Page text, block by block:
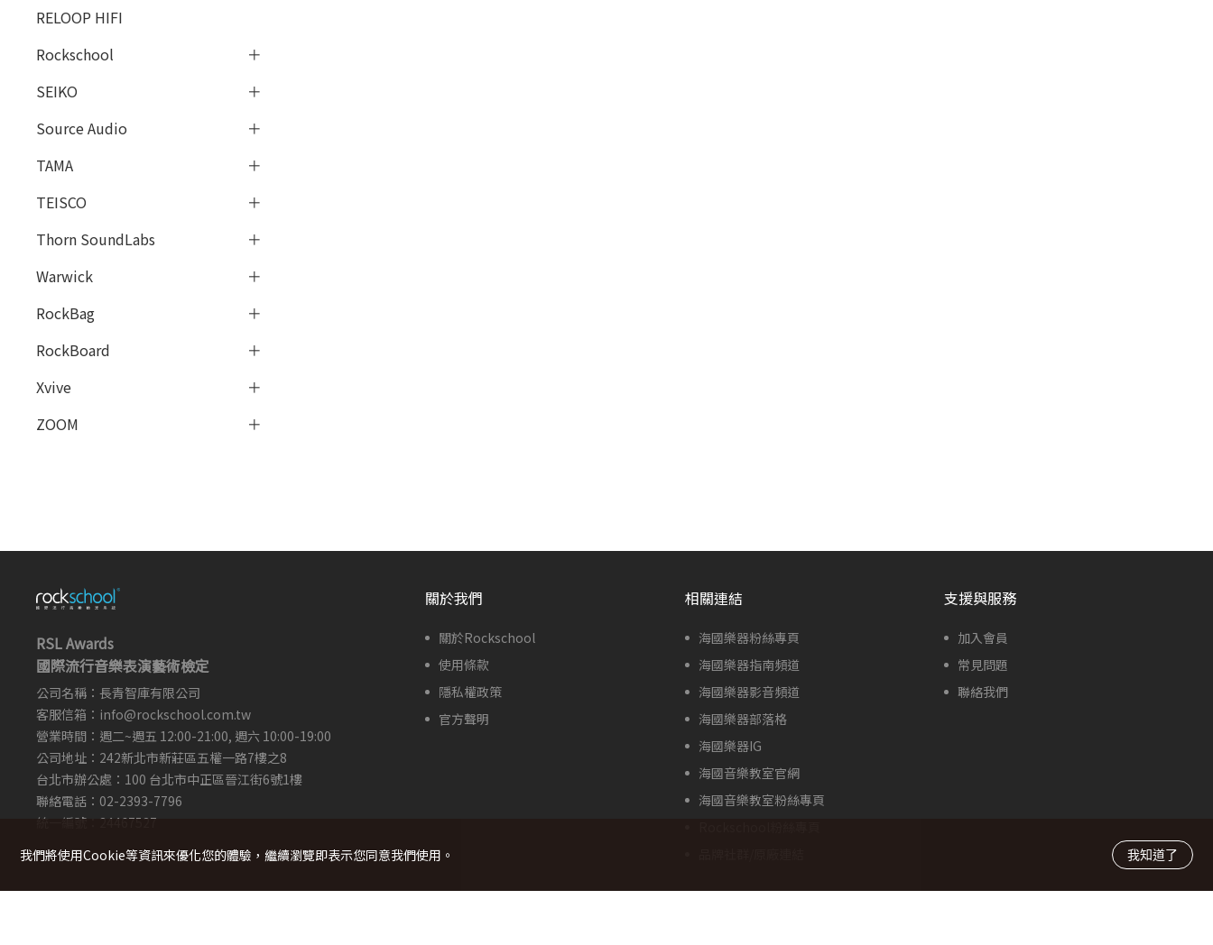
RELOOP HIFI
Rockschool
SEIKO
Source Audio
TAMA
TEISCO
Thorn SoundLabs
Warwick
RockBag
RockBoard
Xvive
ZOOM
RSL Awards
國際流行音樂表演藝術檢定
公司名稱：長青智庫有限公司
客服信箱： info@rockschool.com.tw ​
營業時間：週二~週五 12:00-21:00, 週六 10:00-19:00
公司地址：242新北市新莊區五權一路7樓之8
台北市辦公處：100 台北市中正區晉江街6號1樓
聯絡電話：02-2393-7796
統一編號：24467527
關於我們
關於Rockschool
使用條款
隱私權政策
官方聲明
相關連結
海國樂器粉絲專頁
海國樂器指南頻道
海國樂器影音頻道
海國樂器部落格
海國樂器IG
海國音樂教室官網
海國音樂教室粉絲專頁
支援與服務
加入會員
常見問題
聯絡我們
我們將使用cookie等資訊來優化您的體驗，繼續瀏覽即表示您同意我們使用。